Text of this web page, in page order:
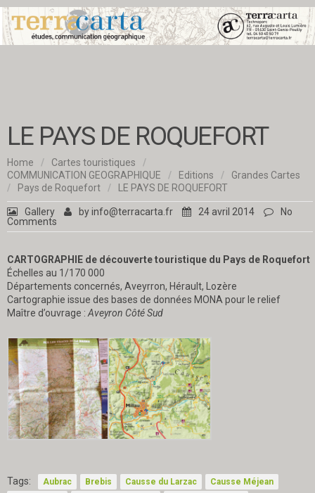
LE PAYS DE ROQUEFORT
Home / Cartes touristiques
/
COMMUNICATION GEOGRAPHIQUE
/ Editions /
Grandes Cartes
/
Pays de Roquefort / LE PAYS DE ROQUEFORT
Gallery byinfo@terracarta.fr 24 avril 2014
No
Comments
CARTOGRAPHIE de découverte touristique du Pays de Roquefort
Échelles au 1/170 000
Départements concernés, Aveyrron, Hérault, Lozère
Cartographie issue des bases de données MONA pour le relief
Maître d’ouvrage : Aveyron Côté Sud
Tags: Aubrac Brebis Causse du Larzac
Causse Méjean